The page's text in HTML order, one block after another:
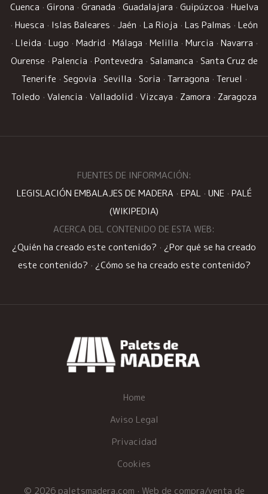
Cuenca · Girona · Granada · Guadalajara · Guipúzcoa · Huelva
· Huesca · Islas Baleares · Jaén · La Rioja · Las Palmas · León
· Lleida · Lugo · Madrid · Málaga · Melilla · Murcia · Navarra ·
Ourense · Palencia · Pontevedra · Salamanca · Santa Cruz de
Tenerife · Segovia · Sevilla · Soria · Tarragona · Teruel ·
Toledo · Valencia · Valladolid · Vizcaya · Zamora · Zaragoza
FUENTES DE INFORMACIÓN:
LEGISLACIÓN EMBALAJES DE MADERA · EPAL· UNE · PALÉ
(WIKIPEDIA)
ACERCA DEL CONTENIDO DE ESTA WEB:
¿Quién ha creado este contenido? · ¿Por qué se ha creado
este contenido? · ¿Cómo se ha creado este contenido?
Home
Aviso Legal
Privacidad
Cookies
© 2026 paletsmadera.com · Web de compra/venta de